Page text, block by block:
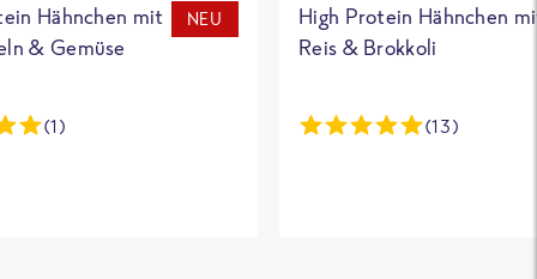
Hähnchen mit
& Gemüse
NEU
(1)
High Protein Hähnchen
Reis & Brokkoli
(13)